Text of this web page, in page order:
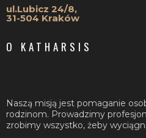
ul.Lubicz 24/8,
31-504 Kraków
O KATHARSIS
Naszą misją jest pomaganie
rodzinom. Prowadzimy
zrobimy wszystko, żeby